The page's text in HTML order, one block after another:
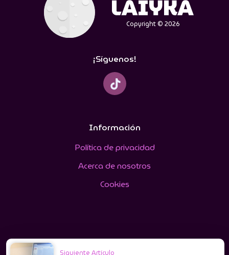
Siguiente Artículo
Copyright © 2026
¡Síguenos!
Información
Política de privacidad
Acerca de nosotros
Cookies